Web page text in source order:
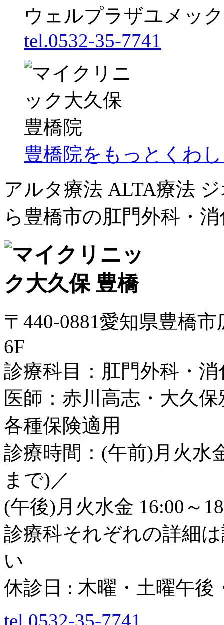
ウェルプラザユメッ
tel.0532-35-7741
豊橋院をもっとくわ
アルタ療法 ALTA療法
ら豊橋市の肛門外科・
〒440-0881愛知県豊橋
6F
診療科目：肛門外科・
医師：赤川高志・大久保
各種保険適用
診療時間：(午前)月火水
まで)／
(午後)月火水金 16:00～
診療科それぞれの詳細
い
休診日 : 木曜・土曜午後